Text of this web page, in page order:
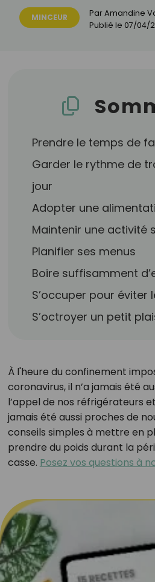
MINCEUR ParAmandine
Publié le 07/04/
Prendre le temps de
Garder le rythme de
jour
Adopter une
Maintenir une activité
Planifier ses menus
Boire suffisamment
S’occuper pour éviter
S’octroyer un petit
À l'heure du confinement
coronavirus, il n’a jamais été
l’appel de nos réfrigérateurs
jamais été aussi proches de
conseils simples à mettre en
prendre du poids durant la
casse. Posez vos questions à